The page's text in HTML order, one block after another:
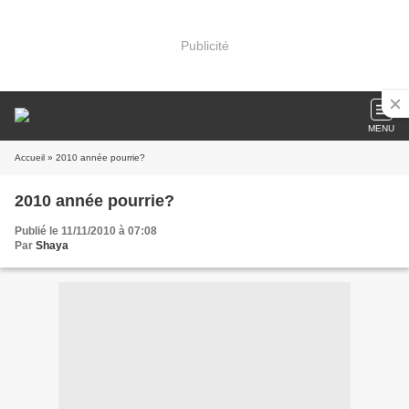
Publicité
MENU
Accueil » 2010 année pourrie?
2010 année pourrie?
Publié le 11/11/2010 à 07:08
Par Shaya